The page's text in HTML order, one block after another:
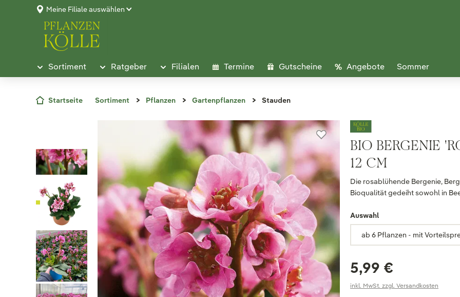
Meine Filiale auswählen
Sortiment Ratgeber Filialen Termine Gutscheine Angebote Sommer
Startseite Sortiment Pflanzen Gartenpflanzen Stauden
BIO BERGENIE
12 CM
Die rosablühende Bergenie,
Bioqualität gedeiht sowohl in
Auswahl
5,99 €
inkl. MwSt. zzgl. Versandkosten